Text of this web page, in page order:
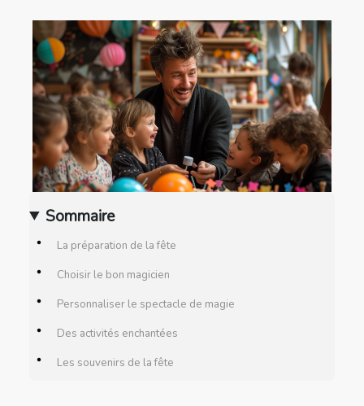
Sommaire
La préparation de la fête
Choisir le bon magicien
Personnaliser le spectacle de magie
Des activités enchantées
Les souvenirs de la fête